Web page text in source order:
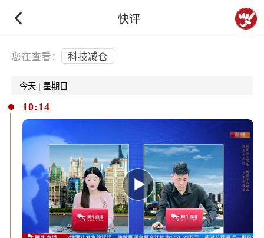
快评
下拉刷新
您在查看： 科技减仓
今天 | 星期日
10:14